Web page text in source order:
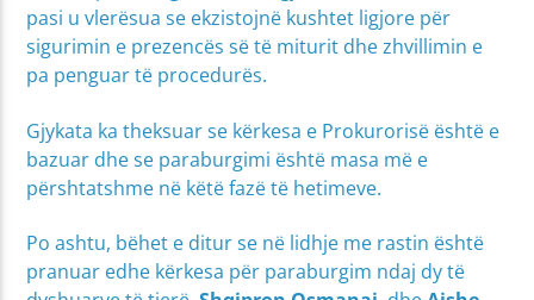
pasi u vlerësua se ekzistojnë kushtet ligjore për
sigurimin e prezencës së të miturit dhe zhvillimin e
pa penguar të procedurës.
Gjykata ka theksuar se kërkesa e Prokurorisë është e
bazuar dhe se paraburgimi është masa më e
përshtatshme në këtë fazë të hetimeve.
Po ashtu, bëhet e ditur se në lidhje me rastin është
pranuar edhe kërkesa për paraburgim ndaj dy të